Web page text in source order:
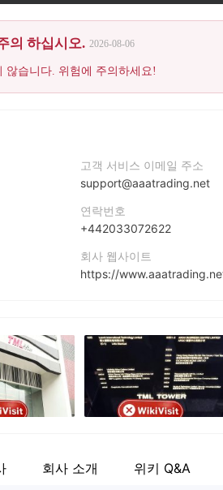
의 하십시오. 2026-08-06
않습니다. 위험에 주의하세요!
고객 서비스 이메일 주소
support@aaatrading.net
연락번호
+442033072622
회사 웹사이트
https://
Facebook
https://
회사 소개 위키 Q&A